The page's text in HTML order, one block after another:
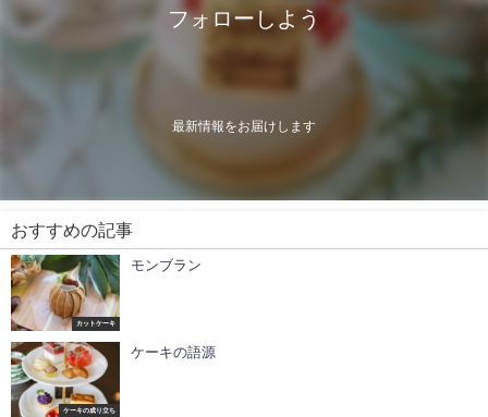
フォローしよう
最新情報をお届けします
おすすめの記事
カットケーキ
モンブラン
ケーキの成り立ち
ケーキの語源